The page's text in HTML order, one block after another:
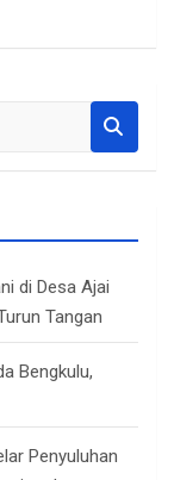
di Desa Ajai
Tangan
Bengkulu,
Penyuluhan